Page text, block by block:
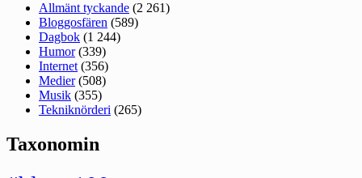
Allmänt tyckande (2 261)
Bloggosfären (589)
Dagbok (1 244)
Humor(339)
Internet (356)
Medier(508)
Musik (355)
Tekniknörderi (265)
Taxonomin